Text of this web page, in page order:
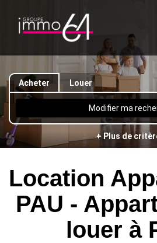
Acheter Louer
Modifier ma
+ Plus de
Location
PAU -
louer à